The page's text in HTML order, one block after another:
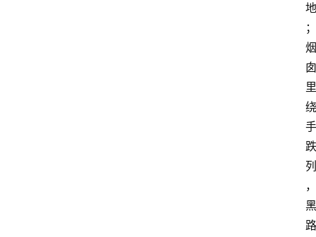
地
；
烟
囱
里
绕
手
跌
列
，
黑
路